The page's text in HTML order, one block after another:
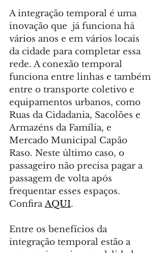
A integração temporal é uma
inovação que  já funciona há
vários anos e em vários locais
da cidade para completar essa
rede. A conexão temporal
funciona entre linhas e também
entre o transporte coletivo e
equipamentos urbanos, como
Ruas da Cidadania, Sacolões e
Armazéns da Família, e
Mercado Municipal Capão
Raso. Neste último caso, o
passageiro não precisa pagar a
passagem de volta após
frequentar esses espaços.
Confira AQUI.
Entre os benefícios da
integração temporal estão a